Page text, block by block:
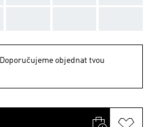
Doporučujeme objednat tvou